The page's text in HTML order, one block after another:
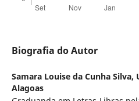
Biografia do Autor
Samara Louise da Cunha Silva,
Alagoas